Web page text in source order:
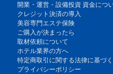
開業・運営・設備投資 資金につ
クレジット決済の導入
美容専門エステ保険
ご購入が決まったら
取材依頼について
ホテル業界の方へ
特定商取引に関する法律に基づ
プライバシーポリシー